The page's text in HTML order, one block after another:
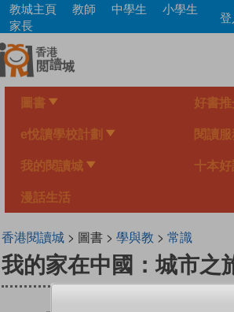
Skip
main
content
教城主頁 教師 中學生
小學生
家長
圖書 好書推
e悅讀學校計劃 閱讀
我的閱讀城 十本好
漫話生活
香港閱讀城> 圖書 > 學與教 > 常識
我的家在中國：城市之